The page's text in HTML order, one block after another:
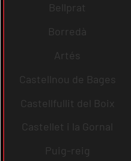
Bellprat
Borredà
Artés
Castellnou de Bages
Castellfullit del Boix
Castellet i la Gornal
Puig-reig